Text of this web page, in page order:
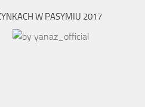
W PASYMIU 2017